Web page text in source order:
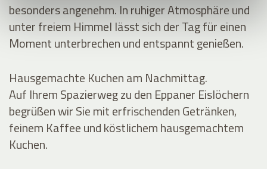
besonders angenehm. In ruhiger Atmosphäre und
unter freiem Himmel lässt sich der Tag für einen
Moment unterbrechen und entspannt genießen.
Hausgemachte Kuchen am Nachmittag.
Auf Ihrem Spazierweg zu den Eppaner Eislöchern
begrüßen wir Sie mit erfrischenden Getränken,
feinem Kaffee und köstlichem hausgemachtem
Kuchen.